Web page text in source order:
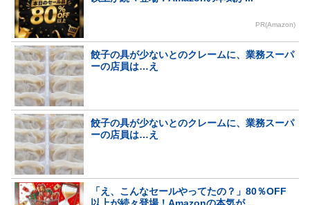
PR(Amazon)
餃子の具が少ないとのクレームに、業務スーパ
ーの店員は…え
餃子の具が少ないとのクレームに、業務スーパ
ーの店員は…え
「え、こんなセールやってたの？」80％OFF